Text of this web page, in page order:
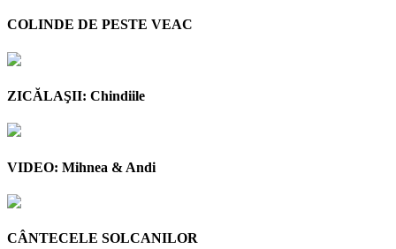
COLINDE DE PESTE VEAC
ZICĂLAŞII: Chindiile
VIDEO: Mihnea & Andi
CÂNTECELE SOLCANILOR